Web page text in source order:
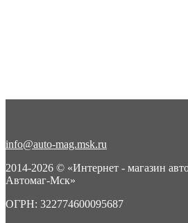
info@auto-mag.msk.ru
2014-2026 © «Интернет - магазин
Автомаг-Мск»
ОГРН: 322774600095687